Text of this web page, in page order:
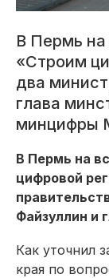
В Пермь
«Строим
два
глава
минцифры
В Пермь на
цифровой
Файзуллин и
Как уточнил
края по